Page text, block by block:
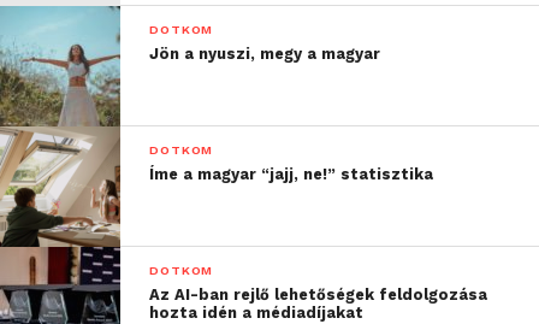
DOTKOM
Jön a nyuszi, megy a magyar
DOTKOM
Íme a magyar “jajj, ne!” statisztika
DOTKOM
Az AI-ban rejlő lehetőségek feldolgozása
hozta idén a médiadíjakat